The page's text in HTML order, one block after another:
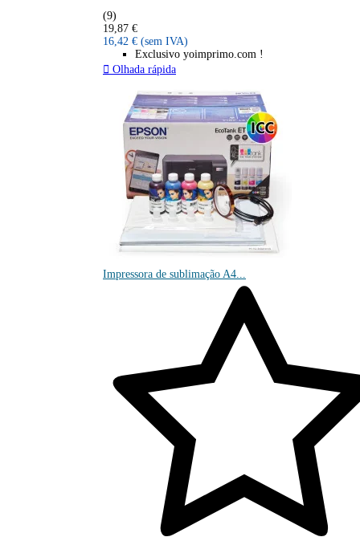
(9)
19,87 €
16,42 € (sem IVA)
Exclusivo yoimprimo.com !
 Olhada rápida
Impressora de sublimação A4...